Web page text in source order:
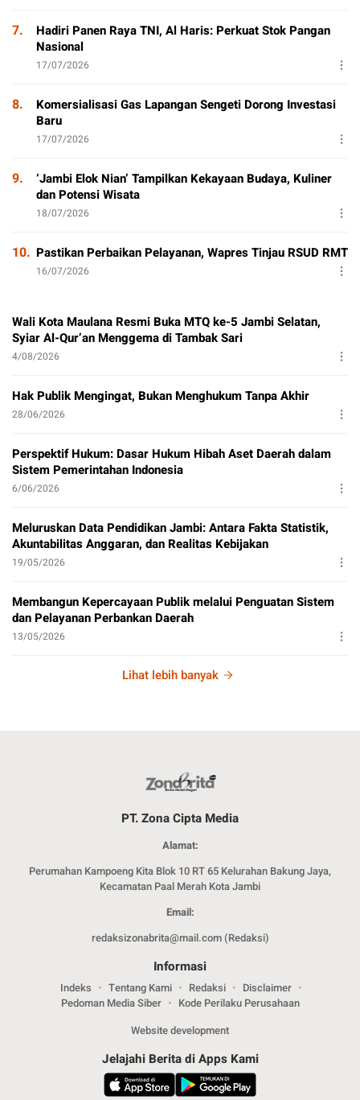
7.
Hadiri Panen Raya TNI, Al Haris: Perkuat Stok Pangan
Nasional
17/07/2026
8.
Komersialisasi Gas Lapangan Sengeti Dorong Investasi
Baru
17/07/2026
9.
‘Jambi Elok Nian’ Tampilkan Kekayaan Budaya, Kuliner
dan Potensi Wisata
18/07/2026
10. Pastikan Perbaikan Pelayanan, Wapres Tinjau RSUD RMT
16/07/2026
Wali Kota Maulana Resmi Buka MTQ ke-5 Jambi Selatan,
Syiar Al-Qur’an Menggema di Tambak Sari
4/08/2026
Hak Publik Mengingat, Bukan Menghukum Tanpa Akhir
28/06/2026
Perspektif Hukum: Dasar Hukum Hibah Aset Daerah dalam
Sistem Pemerintahan Indonesia
6/06/2026
Meluruskan Data Pendidikan Jambi: Antara Fakta Statistik,
Akuntabilitas Anggaran, dan Realitas Kebijakan
19/05/2026
Membangun Kepercayaan Publik melalui Penguatan Sistem
dan Pelayanan Perbankan Daerah
13/05/2026
Lihat lebih banyak
PT. Zona Cipta Media
Alamat:
Perumahan Kampoeng Kita Blok 10 RT 65 Kelurahan Bakung Jaya,
Kecamatan Paal Merah Kota Jambi
Email:
redaksizonabrita@mail.com (Redaksi)
Informasi
Indeks Tentang Kami Redaksi
Disclaimer
Pedoman Media Siber
Kode Perilaku Perusahaan
Website development
Jelajahi Berita di Apps Kami